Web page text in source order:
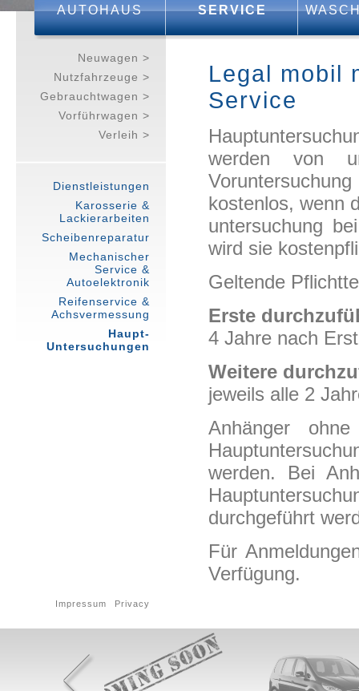
Neuwagen >
Nutzfahrzeuge >
Gebrauchtwagen >
Vorführwagen >
Verleih >
Dienstleistungen
Karosserie &
Lackierarbeiten
Scheibenreparatur
Mechanischer
Service &
Autoelektronik
Reifenservice &
Achsvermessung
Haupt-
Untersuchungen
Legal mobil
Service
werden von
kostenlos, wenn
untersuchung
wird sie
Geltende
Erste
4 Jahre nach
Weitere
jeweils alle 2
Anhänger
werden. Bei
durchgeführt
Für
Verfügung.
Impressum Privacy
AUTOHAUS SERVICE